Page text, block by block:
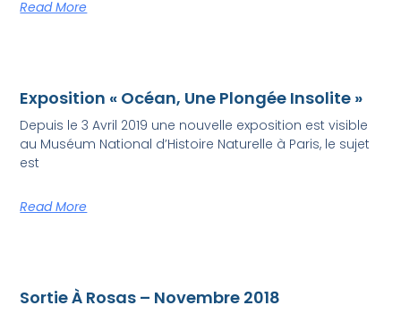
Read More
Exposition « Océan, Une Plongée Insolite »
Depuis le 3 Avril 2019 une nouvelle exposition est visible
au Muséum National d’Histoire Naturelle à Paris, le sujet
est
Read More
Sortie À Rosas – Novembre 2018